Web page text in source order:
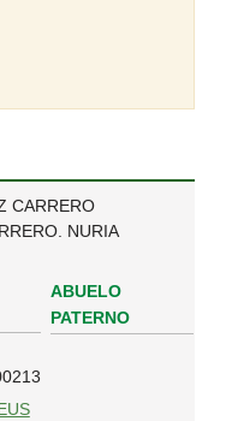
CARRERO
NURIA
ABUELO
PATERNO